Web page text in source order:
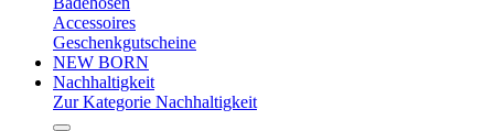
Accessoires
Geschenkgutscheine
NEW BORN
Nachhaltigkeit
Zur Kategorie Nachhaltigkeit